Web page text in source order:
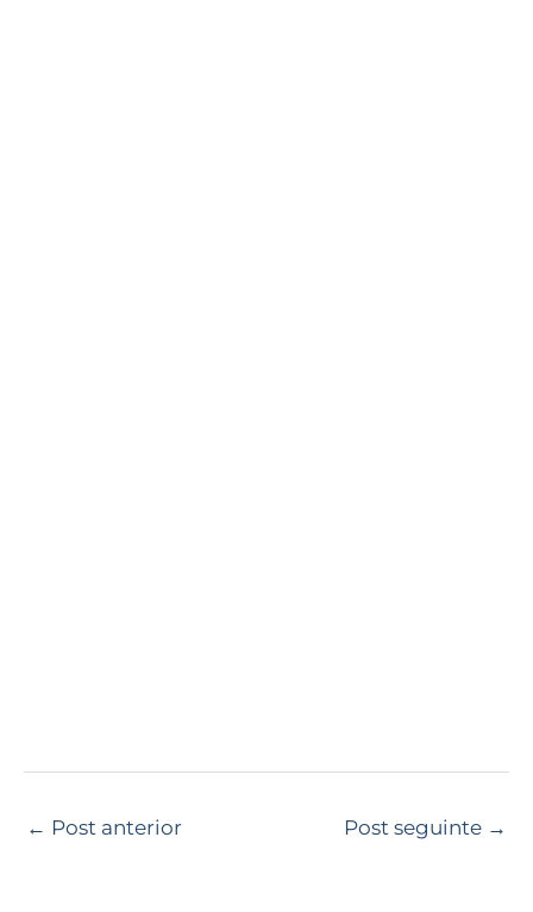
← Post anterior Post seguinte →